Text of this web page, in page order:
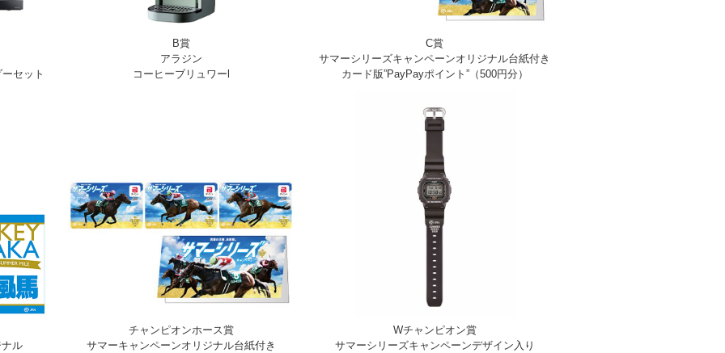
セット
B賞
アラジン
コーヒーブリュワーl
C賞
サマーシリーズキャンペーンオリジナル台紙付き
カード版”PayPayポイント”（500円分）
ル
チャンピオンホース賞
サマーキャンペーンオリジナル台紙付き
Wチャンピオン賞
サマーシリーズキャンペーンデザイン入り